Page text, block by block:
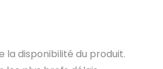
la disponibilité du produit.